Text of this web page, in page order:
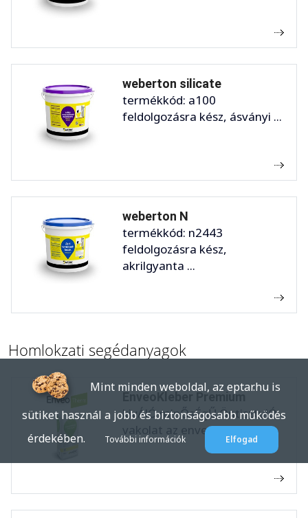
weberton silicate
termékkód: a100
feldolgozásra kész, ásványi ...
weberton N
termékkód: n2443
feldolgozásra kész,
akrilgyanta ...
Homlokzati segédanyagok
EnveoKleber Premium
kivÁlÓ minŐsÉgŰ ÖntisztulÓ
vakolat az enveokleber ...
Mint minden weboldal, az eptar.hu is
sütiket használ a jobb és biztonságosabb működés
érdekében.
További információk Elfogad